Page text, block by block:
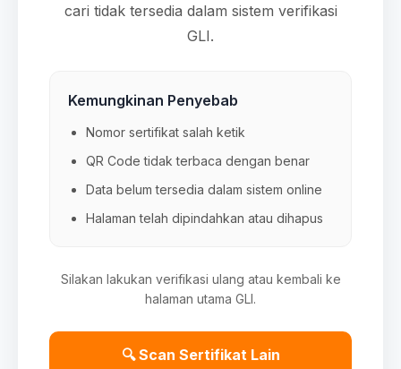
cari tidak tersedia dalam sistem verifikasi
GLI.
Kemungkinan Penyebab
Nomor sertifikat salah ketik
QR Code tidak terbaca dengan benar
Data belum tersedia dalam sistem online
Halaman telah dipindahkan atau dihapus
Silakan lakukan verifikasi ulang atau kembali ke
halaman utama GLI.
🔍 Scan Sertifikat Lain